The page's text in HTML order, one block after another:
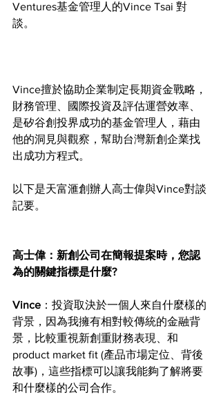
Ventures基金管理人的Vince Tsai 對
談。
Vince擅於協助企業制定長期資金戰略，
財務管理、國際投資及評估運營效率、
是矽谷創投界成功的基金管理人，藉由
他的洞見與觀察，幫助台灣新創企業找
出成功方程式。
以下是天富滙創辦人高士偉與Vince對談
記要。
高士偉：新創公司在簡報提案時，您認
為的關鍵指標是什麼?
Vince ：投資取決於一個人來自什麼樣的
背景，因為我擁有相對較傳統的金融背
景，比較重視新創重財務表現、和
product market fit (產品市場定位、背後
故事)，這些指標可以讓我能夠了解將要
和什麼樣的公司合作。